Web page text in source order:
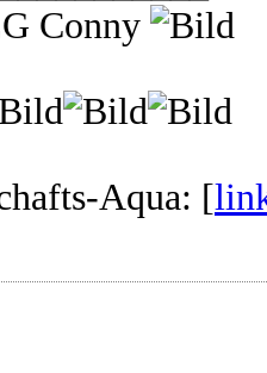
Conny
Aqua: [